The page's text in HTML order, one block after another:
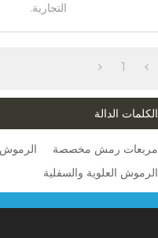
التجارية.
1
الكلمات الدالة
مربعات رمش مخصصة الرموش
الرموش العلوية والسفلية